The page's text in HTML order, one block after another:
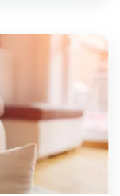
faktor
fetusa u
i kičmenu
u obliku
nervnog
je od
Dakle, jasno je